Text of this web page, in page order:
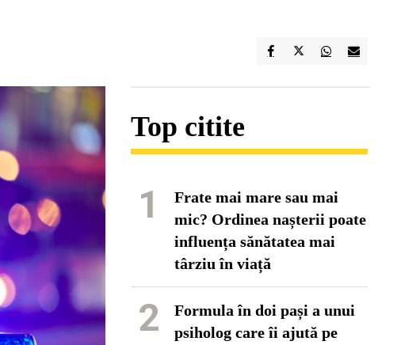
Top citite
1
Frate mai mare sau mai
mic? Ordinea nașterii poate
influența sănătatea mai
târziu în viață
2
Formula în doi pași a unui
psiholog care îi ajută pe